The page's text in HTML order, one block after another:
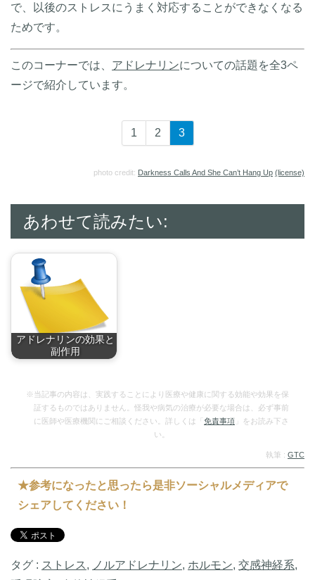
で、以後のストレスにうまく対応することができなくなる
ためです。
このコーナーでは、 アドレナリンについての話題を全3ペ
ージで紹介しています。
1 2 3
photo credit: Darkness Calls And She Can’t Hang Up (license)
あわせて読みたい:
アドレナリンの効果と
副作用
※当記事の内容は、実践することにより医療や健康に関する効能や効果を保
証するものではありません。怪我や病気の治療が必要な場合は、必ず事前
に医師や医療機関にご相談ください。詳しくは「 免責事項 」をお読み下さ
い。
執筆 : GTC
★参考になったと思ったら是非ソーシャルメディアで
シェアしてください！
タグ : ストレス , ノルアドレナリン, ホルモン, 交感神経系,